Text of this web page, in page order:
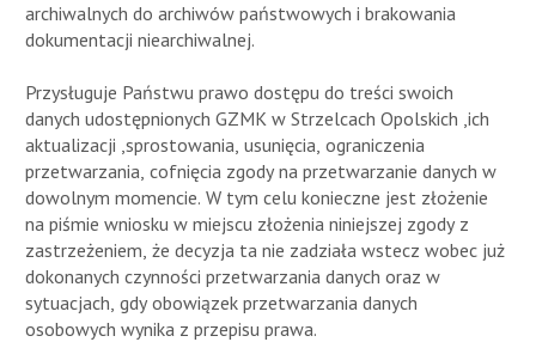
archiwalnych do archiwów państwowych i brakowania
dokumentacji niearchiwalnej.
Przysługuje Państwu prawo dostępu do treści swoich
danych udostępnionych GZMK w Strzelcach Opolskich ,ich
aktualizacji ,sprostowania, usunięcia, ograniczenia
przetwarzania, cofnięcia zgody na przetwarzanie danych w
dowolnym momencie. W tym celu konieczne jest złożenie
na piśmie wniosku w miejscu złożenia niniejszej zgody z
zastrzeżeniem, że decyzja ta nie zadziała wstecz wobec już
dokonanych czynności przetwarzania danych oraz w
sytuacjach, gdy obowiązek przetwarzania danych
osobowych wynika z przepisu prawa.